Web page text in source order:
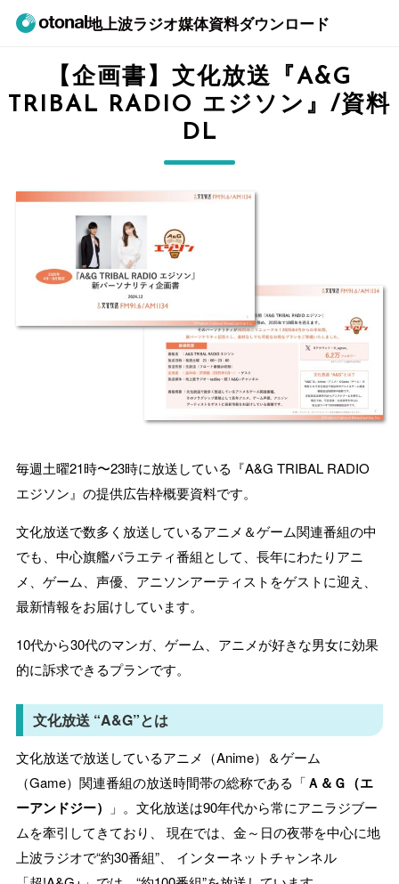
地上波ラジオ媒体資料ダウンロード
【企画書】文化放送『A&G
TRIBAL RADIO エジソン』/資料
DL
毎週土曜21時〜23時に放送している『A&G TRIBAL RADIO
エジソン』の提供広告枠概要資料です。
文化放送で数多く放送しているアニメ＆ゲーム関連番組の中
でも、中心旗艦バラエティ番組として、長年にわたりアニ
メ、ゲーム、声優、アニソンアーティストをゲストに迎え、
最新情報をお届けしています。
10代から30代のマンガ、ゲーム、アニメが好きな男女に効果
的に訴求できるプランです。
文化放送 “A&G”とは
文化放送で放送しているアニメ（Anime） ＆ゲーム
（Game）関連番組の放送時間帯の総称である「Ａ＆Ｇ（エ
ーアンドジー）
」。文化放送は90年代から常にアニラジブー
ムを牽引してきており、 現在では、金～日の夜帯を中心に地
上波ラジオで“約30番組”、 インターネットチャンネル